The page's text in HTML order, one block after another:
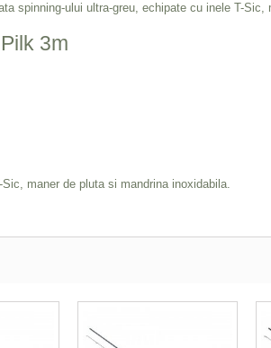
spinning-ului ultra-greu, echipate cu inele T-
3m
maner de pluta si mandrina inoxidabila.